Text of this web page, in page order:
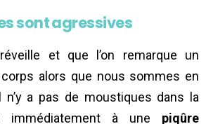
sont agressives
et que l’on remarque un
alors que nous sommes en
n’y a pas de moustiques dans la
immédiatement à une piqûre